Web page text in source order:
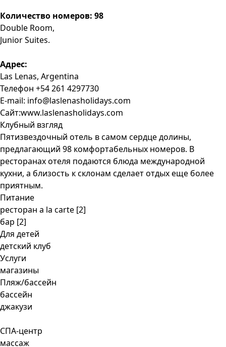
Количество номеров: 98
Double Room,
Junior Suites.
Адрес:
Las Lenas, Argentina
Телефон +54 261 4297730
E-mail: info@laslenasholidays.com
Сайт:www.laslenasholidays.com
Клубный взгляд
Пятизвездочный отель в самом сердце долины,
предлагающий 98 комфортабельных номеров. В
ресторанах отеля подаются блюда международной
кухни, а близость к склонам сделает отдых еще более
приятным.
Питание
ресторан a la carte [2]
бар [2]
Для детей
детский клуб
Услуги
магазины
Пляж/бассейн
бассейн
джакузи
СПА-центр
массаж